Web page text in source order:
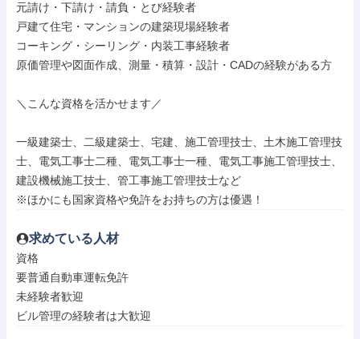
元請け・下請け・請負・とび経験者
戸建て住宅・マンションの建築現場経験者
コーキング・シーリング・内装工事経験者
原価管理や図面作成、測量・積算・設計・CADの経験がある方
＼こんな資格を活かせます／
一級建築士、二級建築士、宅建、施工管理技士、土木施工管理技
士、電気工事士二種、電気工事士一種、電気工事施工管理技士、
建設機械施工技士、管工事施工管理技士など
※ほかにも国家資格や免許をお持ちの方は優遇！
求めている人材
資格
要普通自動車運転免許
未経験者歓迎
ビル管理の経験者は大歓迎